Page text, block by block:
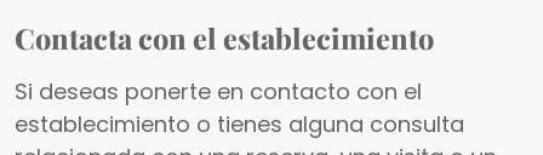
Contacta con el establecimiento
Si deseas ponerte en contacto con el
establecimiento o tienes alguna consulta